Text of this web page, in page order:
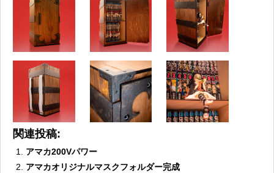
関連投稿:
アマカ200Vパワー
アマカオリジナルマスクフォルダー完成